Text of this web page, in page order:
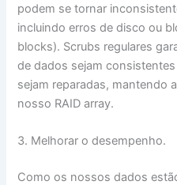
podem se tornar
incluindo erros de disco ou
blocks). Scrubs regulares
de dados sejam
sejam reparadas, mantendo
nosso RAID array.
3. Melhorar o desempenho.
Como os nossos dados